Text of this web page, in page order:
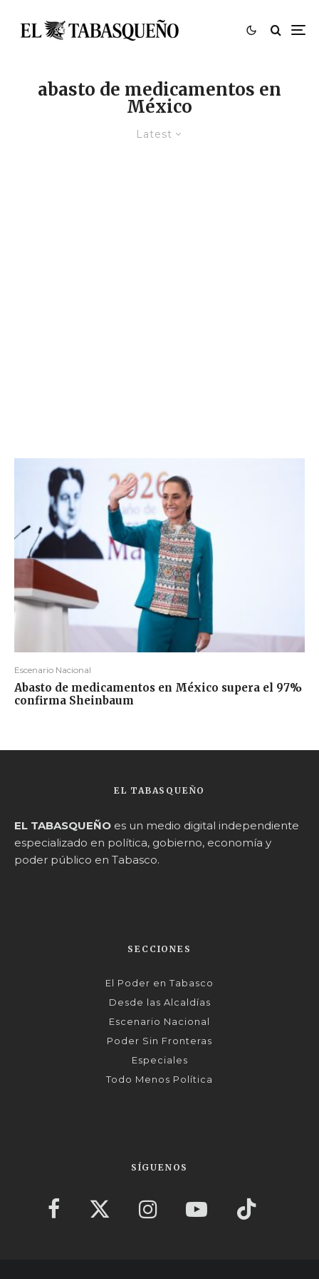
abasto de medicamentos en
México
Latest
Escenario Nacional
Abasto de medicamentos en México supera el 97%
confirma Sheinbaum
EL TABASQUEÑO
EL TABASQUEÑO es un medio digital independiente
especializado en política, gobierno, economía y
poder público en Tabasco.
SECCIONES
El Poder en Tabasco
Desde las Alcaldías
Escenario Nacional
Poder Sin Fronteras
Especiales
Todo Menos Política
SÍGUENOS